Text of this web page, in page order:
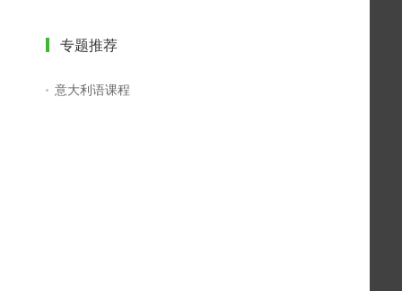
专题推荐
意大利语课程